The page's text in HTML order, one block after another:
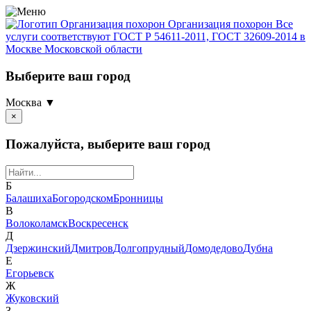
Организация похорон Организация похорон Все
услуги соответствуют ГОСТ Р 54611-2011, ГОСТ 32609-2014 в
Москве Московской области
Выберите ваш город
Москва ▼
×
Пожалуйста, выберите ваш город
Б
БалашихаБогородскомБронницы
В
ВолоколамскВоскресенск
Д
ДзержинскийДмитровДолгопрудныйДомодедовоДубна
Е
Егорьевск
Ж
Жуковский